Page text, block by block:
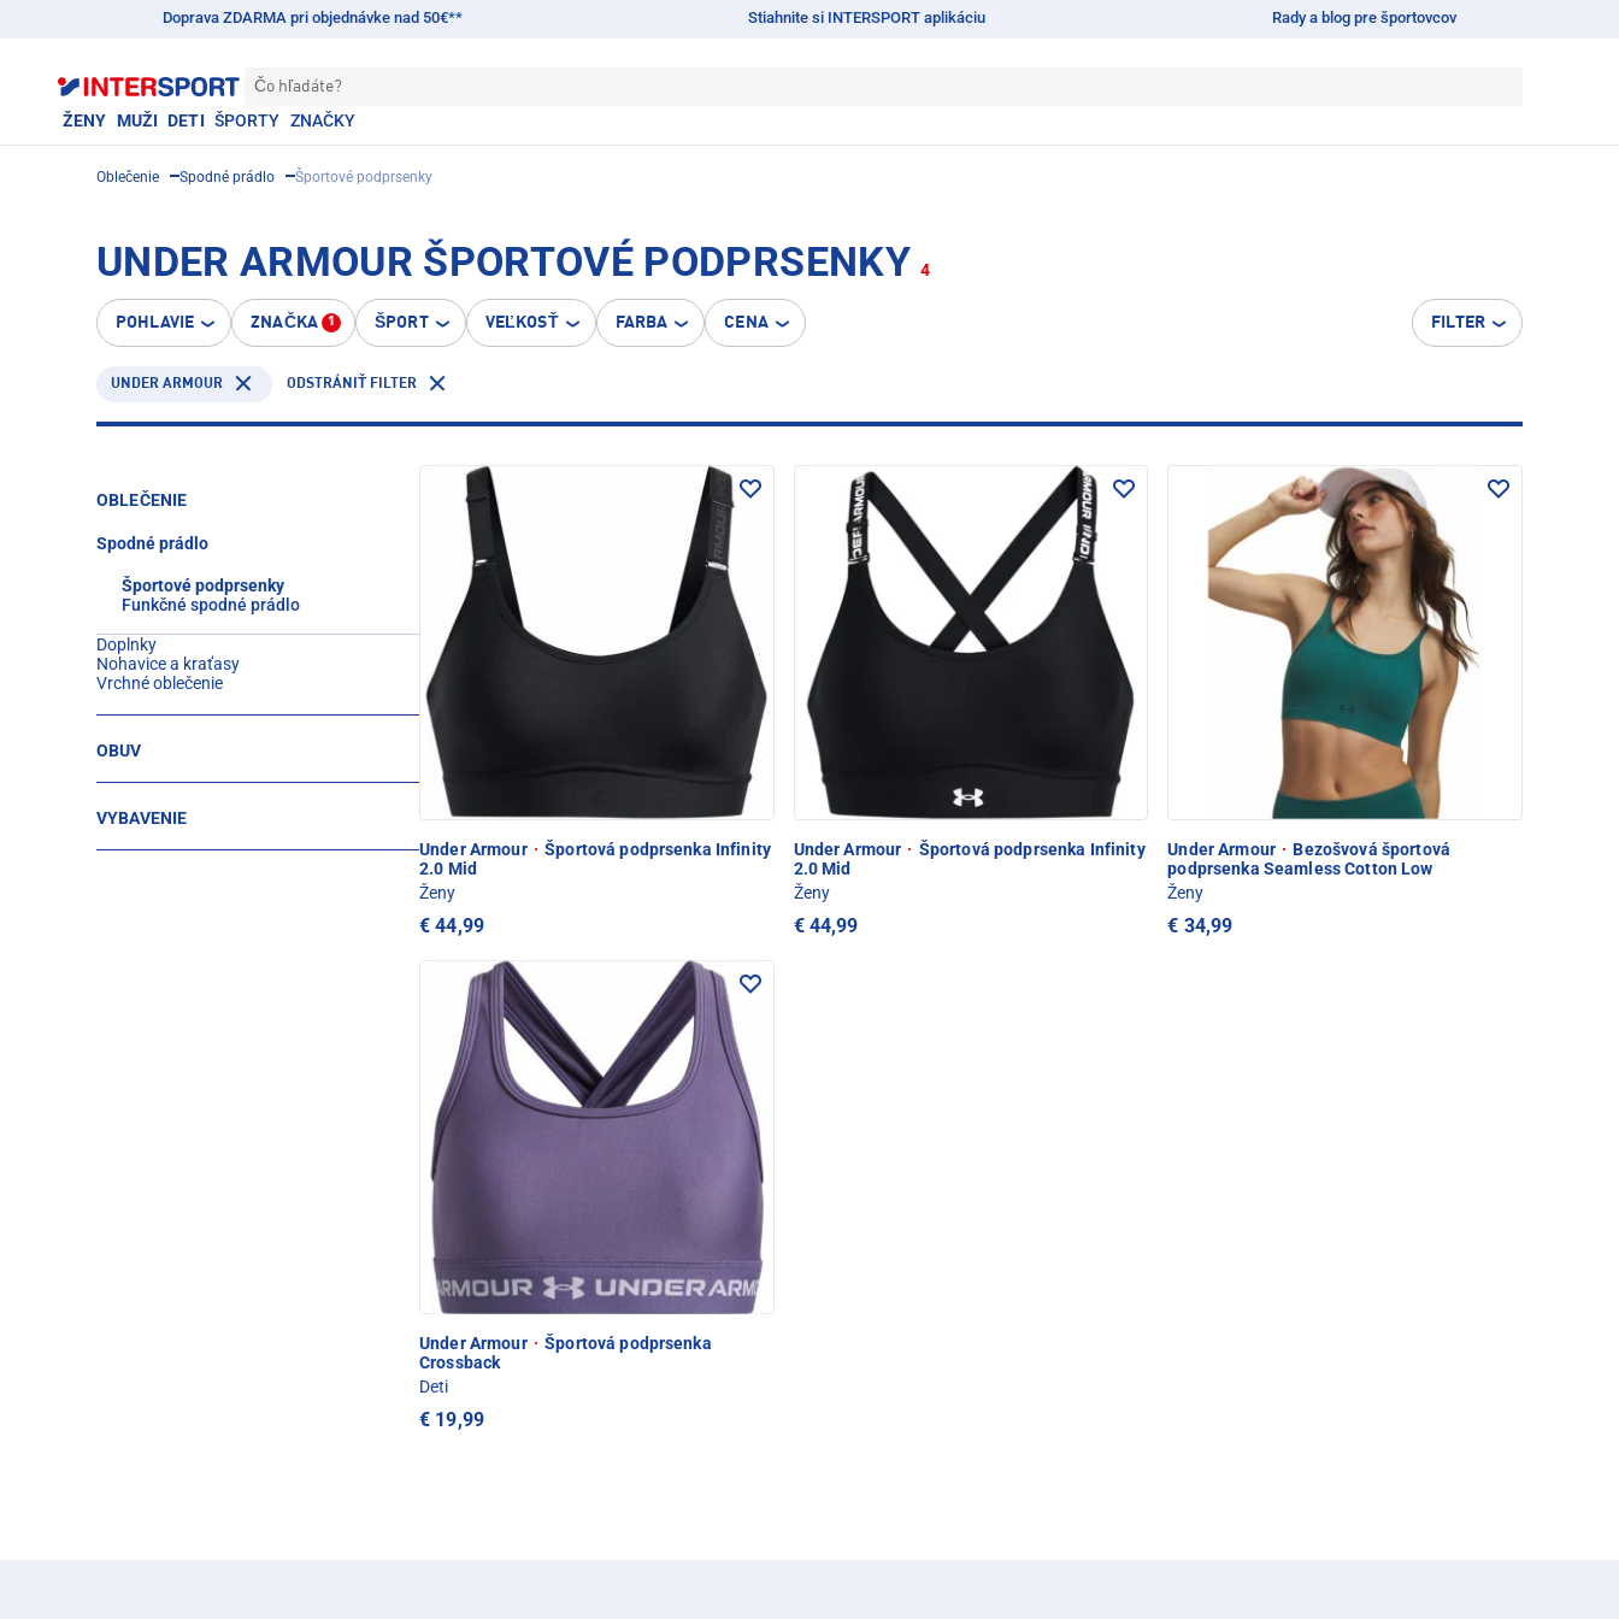
Doprava ZDARMA pri objednávke nad 50€** Stiahnite si INTERSPORT aplikáciu Rady a blog pre športovcov
Čo hľadáte?
ŽENY MUŽI DETI ŠPORTY ZNAČKY
Oblečenie Spodné prádlo Športové podprsenky
UNDER ARMOUR ŠPORTOVÉ PODPRSENKY 4
POHLAVIE ZNAČKA 1 ŠPORT VEĽKOSŤ FARBA CENA FILTER
UNDER ARMOUR ODSTRÁNIŤ FILTER
OBLEČENIE
Spodné prádlo
Športové podprsenky
Funkčné spodné prádlo
Doplnky
Nohavice a kraťasy
Vrchné oblečenie
OBUV
VYBAVENIE
Under Armour · Športová podprsenka Infinity
2.0 Mid
Ženy
€ 44,99
Under Armour · Športová podprsenka Infinity
2.0 Mid
Ženy
€ 44,99
Under Armour · Bezošvová športová
podprsenka Seamless Cotton Low
Ženy
€ 34,99
Under Armour · Športová podprsenka
Crossback
Deti
€ 19,99